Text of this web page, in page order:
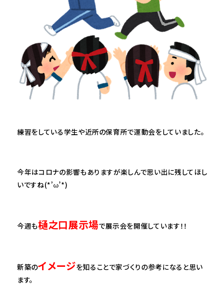
練習をしている学生や近所の保育所で運動会をしていました。
今年はコロナの影響もありますが楽しんで思い出に残してほし
いですね(*’ω’*)
今週も樋之口展示場で展示会を開催しています！！
新築のイメージを知ることで家づくりの参考になると思い
ます。